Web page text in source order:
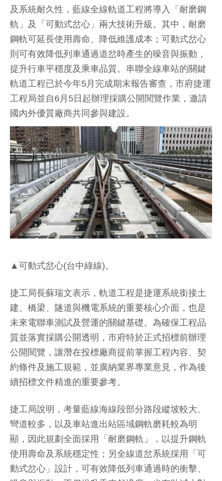
及系統耐久性，藍線全線軌道工程將導入「耐磨鋼
軌」及「可動式岔心」兩大技術升級。其中，耐磨
鋼軌可延長使用壽命、降低維護成本；可動式岔心
則可有效降低列車通過道岔時產生的噪音與振動，
提升行車平穩度及乘車品質。串聯全線車站的關鍵
軌道工程已於今年5月完成期末報告審查，市府捷運
工程局並自6月5日起辦理採購公開閱覽作業，邀請
國內外優質廠商共同參與建設。
▲可動式岔心(台中綠線)。
捷工局長蘇瑞文表示，軌道工程是捷運系統銜接土
建、橋梁、隧道與機電系統的重要核心介面，也是
未來電聯車測試及營運的關鍵基礎。為確保工程品
質並落實採購公開透明，市府特於正式招標前辦理
公開閱覽，讓潛在投標廠商提前掌握工程內容、契
約條件及施工規範，並廣納業界專業意見，作為後
續招標文件精進的重要參考。
捷工局說明，考量藍線海線段部分路段縱坡較大、
彎道較多，以及車站進出站區域鋼軌磨耗較為明
顯，因此規劃全面採用「耐磨鋼軌」，以提升鋼軌
使用壽命及系統穩定性；另全線道岔系統採用「可
動式岔心」設計，可有效降低列車通過時的衝擊、